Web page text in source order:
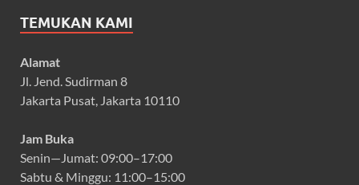
TEMUKAN KAMI
Alamat
Jl. Jend. Sudirman 8
Jakarta Pusat, Jakarta 10110
Jam Buka
Senin—Jumat: 09:00–17:00
Sabtu & Minggu: 11:00–15:00